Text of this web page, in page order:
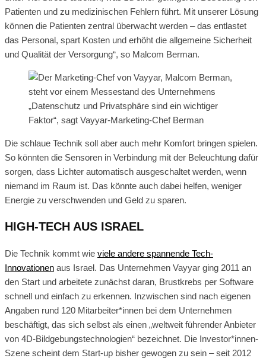
Patienten und zu medizinischen Fehlern führt. Mit unserer Lösung
können die Patienten zentral überwacht werden – das entlastet
das Personal, spart Kosten und erhöht die allgemeine Sicherheit
und Qualität der Versorgung“, so Malcom Berman.
„Datenschutz und Privatsphäre sind ein wichtiger
Faktor“, sagt Vayyar-Marketing-Chef Berman
Die schlaue Technik soll aber auch mehr Komfort bringen spielen.
So könnten die Sensoren in Verbindung mit der Beleuchtung dafür
sorgen, dass Lichter automatisch ausgeschaltet werden, wenn
niemand im Raum ist. Das könnte auch dabei helfen, weniger
Energie zu verschwenden und Geld zu sparen.
HIGH-TECH AUS ISRAEL
Die Technik kommt wie viele andere spannende Tech-
Innovationen aus Israel. Das Unternehmen Vayyar ging 2011 an
den Start und arbeitete zunächst daran, Brustkrebs per Software
schnell und einfach zu erkennen. Inzwischen sind nach eigenen
Angaben rund 120 Mitarbeiter*innen bei dem Unternehmen
beschäftigt, das sich selbst als einen „weltweit führender Anbieter
von 4D-Bildgebungstechnologien“ bezeichnet. Die Investor*innen-
Szene scheint dem Start-up bisher gewogen zu sein – seit 2012